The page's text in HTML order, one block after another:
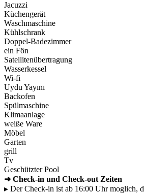
Jacuzzi
Küchengerät
Waschmaschine
Kühlschrank
Doppel-Badezimmer
ein Fön
Satellitenübertragung
Wasserkessel
Wi-fi
Uydu Yayını
Backofen
Spülmaschine
Klimaanlage
weiße Ware
Möbel
Garten
grill
Tv
Geschützter Pool
➜ Check-in und Check-out Zeiten
▸ Der Check-in ist ab 16:00 Uhr moglich,